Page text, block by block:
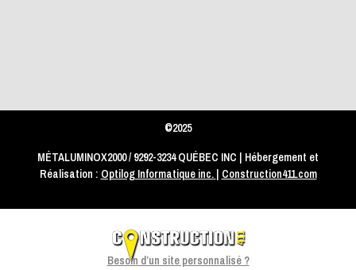
©2025
MÉTALUMINOX2000 / 9292-3234 QUÉBEC INC | Hébergement et
Réalisation : Optilog Informatique inc. | Construction411.com
Besoin d’un site personnalisé ?